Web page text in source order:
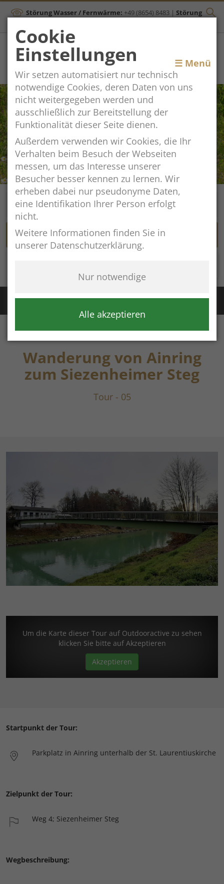
Störung Wasser / Fernwärme: +49 (8654) 8483 | Störung
Toggle
navigation
☰ Menü
Wanderung von Ainring
zum Siezenheimer Steg
Tour - 05
Um die Karte dieser Tour auf Outdooractive zu sehen
klicken Sie bitte auf Akzeptieren
Akzeptieren
Startpunkt der Tour:
Parkplatz in Ainring unterhalb der St. Laurentiuskirche
Zielpunkt der Tour:
Weg 4; Siezenheimer Steg
Wegbeschreibung:
Cookie
Einstellungen
Wir setzen automatisiert nur technisch
notwendige Cookies, deren Daten von uns
nicht weitergegeben werden und
ausschließlich zur Bereitstellung der
Funktionalität dieser Seite dienen.
Außerdem verwenden wir Cookies, die Ihr
Verhalten beim Besuch der Webseiten
messen, um das Interesse unserer
Besucher besser kennen zu lernen. Wir
erheben dabei nur pseudonyme Daten,
eine Identifikation Ihrer Person erfolgt
nicht.
Weitere Informationen finden Sie in
unserer Datenschutzerklärung.
Nur notwendige
Alle akzeptieren